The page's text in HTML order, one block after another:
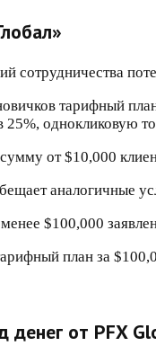
сотрудничества
тарифный
однокликовую
от $10,000
аналогичные
$100,000
план за
денег от PFX